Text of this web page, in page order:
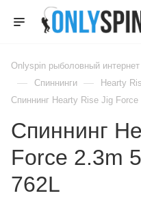
Onlyspin рыболовный интернет
— Спиннинги — Hearty
Спиннинг Hearty Rise Jig
Спиннинг
Force 2.3m
762L